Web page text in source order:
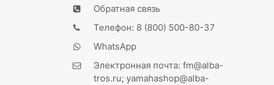
Обратная связь
Телефон: 8 (800) 500-80-37
WhatsApp
Электронная почта: fm@alba-
tros.ru; yamahashop@alba-